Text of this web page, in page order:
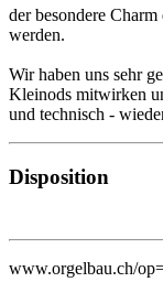
der besondere
werden.
Wir haben uns sehr
Kleinods mitwirken
und technisch -
Disposition
www.orgelbau.ch/